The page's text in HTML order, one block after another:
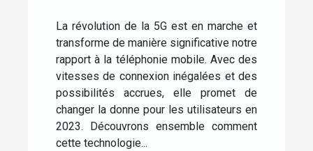
pour les consommateurs
La révolution de la 5G est en marche et
transforme de manière significative notre
rapport à la téléphonie mobile. Avec des
vitesses de connexion inégalées et des
possibilités accrues, elle promet de
changer la donne pour les utilisateurs en
2023. Découvrons ensemble comment
cette technologie...